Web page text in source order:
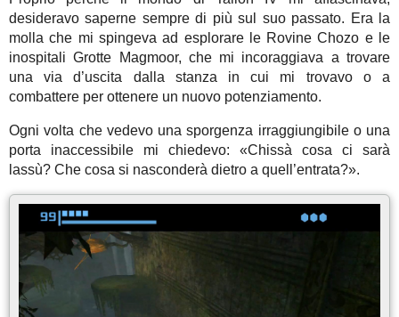
desideravo saperne sempre di più sul suo passato. Era la
molla che mi spingeva ad esplorare le Rovine Chozo e le
inospitali Grotte Magmoor, che mi incoraggiava a trovare
una via d’uscita dalla stanza in cui mi trovavo o a
combattere per ottenere un nuovo potenziamento.
Ogni volta che vedevo una sporgenza irraggiungibile o una
porta inaccessibile mi chiedevo: «Chissà cosa ci sarà
lassù? Che cosa si nasconderà dietro a quell’entrata?».